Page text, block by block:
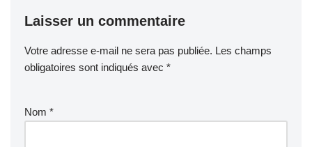
Laisser un commentaire
Votre adresse e-mail ne sera pas publiée. Les champs
obligatoires sont indiqués avec *
Nom *